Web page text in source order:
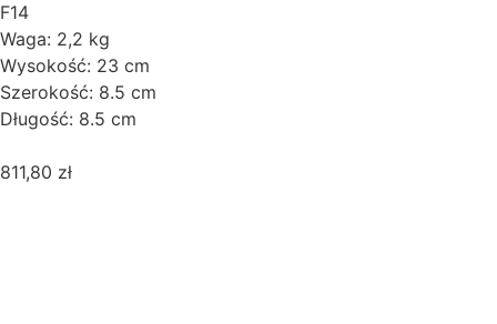
F14
Waga: 2,2 kg
Wysokość: 23 cm
Szerokość: 8.5 cm
Długość: 8.5 cm
811,80 zł